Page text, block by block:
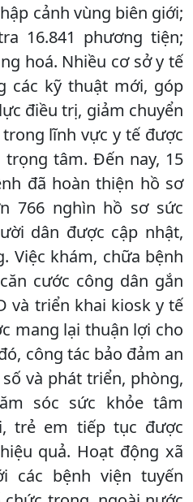
cảnh vùng biên giới;
16.841 phương tiện;
hoá. Nhiều cơ sở y tế
các kỹ thuật mới, góp
điều trị, giảm chuyển
lĩnh vực y tế được
tâm. Đến nay, 15
đã hoàn thiện hồ sơ
766 nghìn hồ sơ sức
dân được cập nhật,
Việc khám, chữa bệnh
cước công dân gắn
và triển khai kiosk y tế
mang lại thuận lợi cho
công tác bảo đảm an
và phát triển, phòng,
sóc sức khỏe tâm
trẻ em tiếp tục được
quả. Hoạt động xã
các bệnh viện tuyến